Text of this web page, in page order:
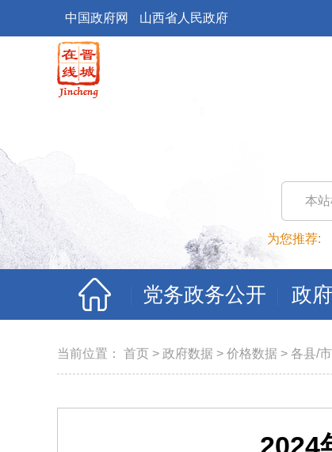
中国政府网 山西省人民政府
本
为您推荐:
党务政务公开 政
当前位置： 首页 > 政府数据 > 价格数据 > 各县/
2024